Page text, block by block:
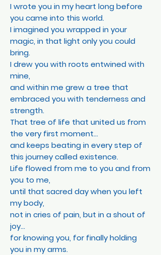
I wrote you in my heart long before
you came into this world.
I imagined you wrapped in your
magic, in that light only you could
bring.
I drew you with roots entwined with
mine,
and within me grew a tree that
embraced you with tenderness and
strength.
That tree of life that united us from
the very first moment…
and keeps beating in every step of
this journey called existence.
Life flowed from me to you and from
you to me,
until that sacred day when you left
my body,
not in cries of pain, but in a shout of
joy…
for knowing you, for finally holding
you in my arms.